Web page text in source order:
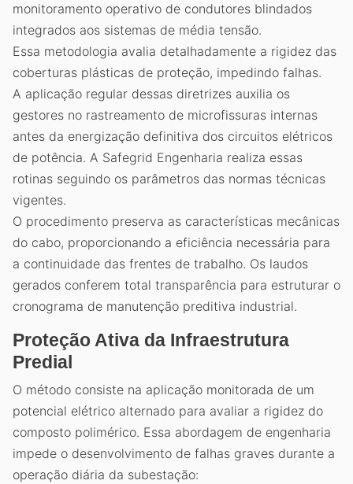
monitoramento operativo de condutores blindados
integrados aos sistemas de média tensão.
Essa metodologia avalia detalhadamente a rigidez das
coberturas plásticas de proteção, impedindo falhas.
A aplicação regular dessas diretrizes auxilia os
gestores no rastreamento de microfissuras internas
antes da energização definitiva dos circuitos elétricos
de potência. A Safegrid Engenharia realiza essas
rotinas seguindo os parâmetros das normas técnicas
vigentes.
O procedimento preserva as características mecânicas
do cabo, proporcionando a eficiência necessária para
a continuidade das frentes de trabalho. Os laudos
gerados conferem total transparência para estruturar o
cronograma de manutenção preditiva industrial.
Proteção Ativa da Infraestrutura
Predial
O método consiste na aplicação monitorada de um
potencial elétrico alternado para avaliar a rigidez do
composto polimérico. Essa abordagem de engenharia
impede o desenvolvimento de falhas graves durante a
operação diária da subestação: